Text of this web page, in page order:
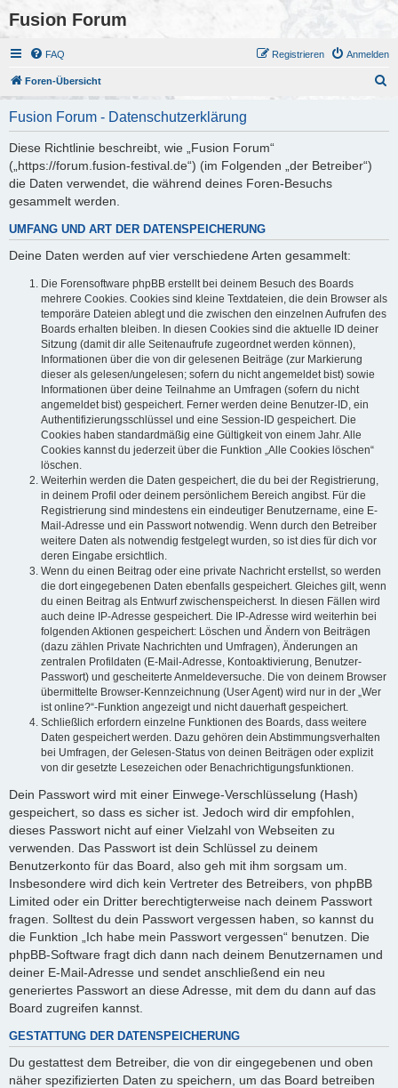
Fusion Forum
FAQ Anmelden
Registrieren
Foren-Übersicht
Fusion Forum - Datenschutzerklärung
Diese Richtlinie beschreibt, wie „Fusion Forum“
(„https://forum.fusion-festival.de“) (im Folgenden „der Betreiber“)
die Daten verwendet, die während deines Foren-Besuchs
gesammelt werden.
UMFANG UND ART DER DATENSPEICHERUNG
Deine Daten werden auf vier verschiedene Arten gesammelt:
Die Forensoftware phpBB erstellt bei deinem Besuch des Boards
mehrere Cookies. Cookies sind kleine Textdateien, die dein Browser als
temporäre Dateien ablegt und die zwischen den einzelnen Aufrufen des
Boards erhalten bleiben. In diesen Cookies sind die aktuelle ID deiner
Sitzung (damit dir alle Seitenaufrufe zugeordnet werden können),
Informationen über die von dir gelesenen Beiträge (zur Markierung
dieser als gelesen/ungelesen; sofern du nicht angemeldet bist) sowie
Informationen über deine Teilnahme an Umfragen (sofern du nicht
angemeldet bist) gespeichert. Ferner werden deine Benutzer-ID, ein
Authentifizierungsschlüssel und eine Session-ID gespeichert. Die
Cookies haben standardmäßig eine Gültigkeit von einem Jahr. Alle
Cookies kannst du jederzeit über die Funktion „Alle Cookies löschen“
löschen.
Weiterhin werden die Daten gespeichert, die du bei der Registrierung,
in deinem Profil oder deinem persönlichem Bereich angibst. Für die
Registrierung sind mindestens ein eindeutiger Benutzername, eine E-
Mail-Adresse und ein Passwort notwendig. Wenn durch den Betreiber
weitere Daten als notwendig festgelegt wurden, so ist dies für dich vor
deren Eingabe ersichtlich.
Wenn du einen Beitrag oder eine private Nachricht erstellst, so werden
die dort eingegebenen Daten ebenfalls gespeichert. Gleiches gilt, wenn
du einen Beitrag als Entwurf zwischenspeicherst. In diesen Fällen wird
auch deine IP-Adresse gespeichert. Die IP-Adresse wird weiterhin bei
folgenden Aktionen gespeichert: Löschen und Ändern von Beiträgen
(dazu zählen Private Nachrichten und Umfragen), Änderungen an
zentralen Profildaten (E-Mail-Adresse, Kontoaktivierung, Benutzer-
Passwort) und gescheiterte Anmeldeversuche. Die von deinem Browser
übermittelte Browser-Kennzeichnung (User Agent) wird nur in der „Wer
ist online?“-Funktion angezeigt und nicht dauerhaft gespeichert.
Schließlich erfordern einzelne Funktionen des Boards, dass weitere
Daten gespeichert werden. Dazu gehören dein Abstimmungsverhalten
bei Umfragen, der Gelesen-Status von deinen Beiträgen oder explizit
von dir gesetzte Lesezeichen oder Benachrichtigungsfunktionen.
Dein Passwort wird mit einer Einwege-Verschlüsselung (Hash)
gespeichert, so dass es sicher ist. Jedoch wird dir empfohlen,
dieses Passwort nicht auf einer Vielzahl von Webseiten zu
verwenden. Das Passwort ist dein Schlüssel zu deinem
Benutzerkonto für das Board, also geh mit ihm sorgsam um.
Insbesondere wird dich kein Vertreter des Betreibers, von phpBB
Limited oder ein Dritter berechtigterweise nach deinem Passwort
fragen. Solltest du dein Passwort vergessen haben, so kannst du
die Funktion „Ich habe mein Passwort vergessen“ benutzen. Die
phpBB-Software fragt dich dann nach deinem Benutzernamen und
deiner E-Mail-Adresse und sendet anschließend ein neu
generiertes Passwort an diese Adresse, mit dem du dann auf das
Board zugreifen kannst.
GESTATTUNG DER DATENSPEICHERUNG
Du gestattest dem Betreiber, die von dir eingegebenen und oben
näher spezifizierten Daten zu speichern, um das Board betreiben